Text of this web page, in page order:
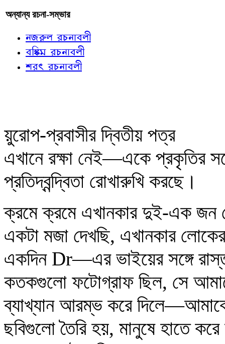
অন্যান্য রচনা-সম্ভার
নজরুল রচনাবলী
বঙ্কিম রচনাবলী
শরৎ রচনাবলী
য়ুরোপ-প্রবাসীর দ্বিতীয় পত্র
এখানে রক্ষা নেই—একে প্রকৃতির
প্রতিদ্বন্দ্বিতা রোখারুখি করছে।
ক্রমে ক্রমে এখানকার দুই-এক
একটা মজা দেখছি, এখানকার
একদিন Dr—এর ভাইয়ের সঙ্গে
কতকগুলো ফটোগ্রাফ ছিল, সে
ব্যাখ্যান আরম্ভ করে
ছবিগুলো তৈরি হয়, মানুষে হাতে